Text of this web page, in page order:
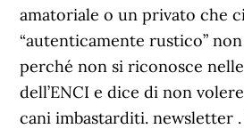
amatoriale o un privato che
“autenticamente rustico”
perché non si riconosce
dell’ENCI e dice di non
cani imbastarditi. newsletter .